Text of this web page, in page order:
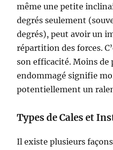
même une petite
degrés seulement
degrés), peut avoir un
répartition des forces.
son efficacité. Moins de
endommagé signifie
potentiellement un
Types de Cales et
Il existe plusieurs